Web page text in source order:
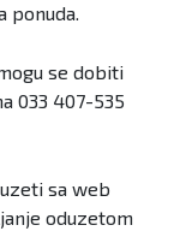
ponuda.
se dobiti
033 407-535
sa web
oduzetom